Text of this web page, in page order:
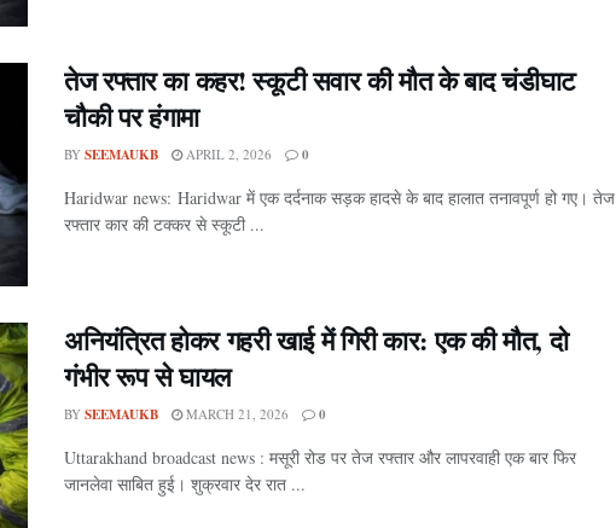
तेज रफ्तार का कहर! स्कूटी सवार की मौत के बाद चंडीघाट
चौकी पर हंगामा
BY SEEMAUKB APRIL 2, 2026 0
Haridwar news: Haridwar में एक दर्दनाक सड़क हादसे के बाद हालात तनावपूर्ण हो गए। तेज
रफ्तार कार की टक्कर से स्कूटी ...
अनियंत्रित होकर गहरी खाई में गिरी कार: एक की मौत, दो
गंभीर रूप से घायल
BY SEEMAUKB MARCH 21, 2026 0
Uttarakhand broadcast news : मसूरी रोड पर तेज रफ्तार और लापरवाही एक बार फिर
जानलेवा साबित हुई। शुक्रवार देर रात ...